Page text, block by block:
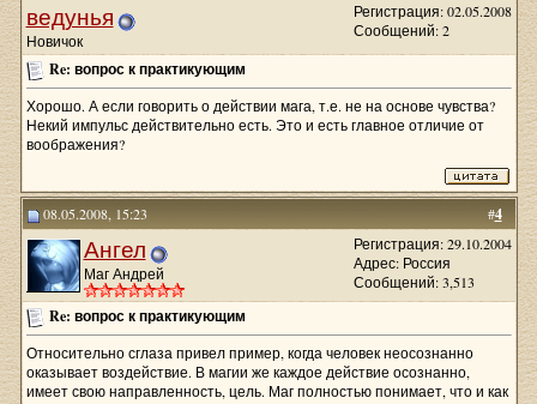
ведунья
Новичок
Регистрация: 02.05.2008
Сообщений: 2
Re: вопрос к практикующим
Хорошо. А если говорить о действии мага, т.е. не на основе чувства?
Некий импульс действительно есть. Это и есть главное отличие от
воображения?
#4
08.05.2008, 15:23
Ангел
Маг Андрей
Регистрация: 29.10.2004
Адрес: Россия
Сообщений: 3,513
Re: вопрос к практикующим
Относительно сглаза привел пример, когда человек неосознанно
оказывает воздействие. В магии же каждое действие осознанно,
имеет свою направленность, цель. Маг полностью понимает, что и как